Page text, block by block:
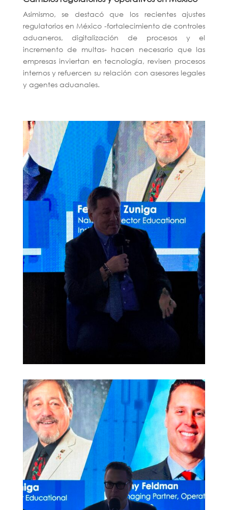
Asimismo, se destacó que los recientes ajustes
regulatorios en México -fortalecimiento de controles
aduaneros, digitalización de procesos y el
incremento de multas- hacen necesario que las
empresas inviertan en tecnología, revisen procesos
internos y refuercen su relación con asesores legales
y agentes aduanales.